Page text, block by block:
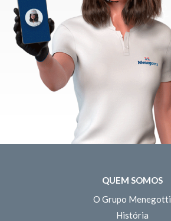
QUEM SOMOS
O Grupo Menegotti
História